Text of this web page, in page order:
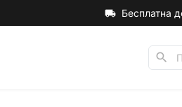
local_shipping Бесплатна
search